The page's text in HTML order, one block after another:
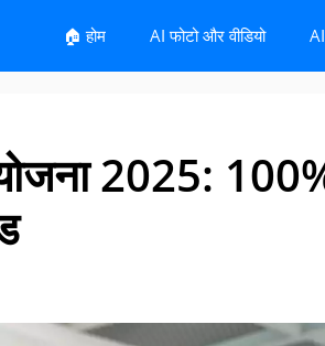
🏠 होम AI फोटो और वीडियो
योजना 2025: